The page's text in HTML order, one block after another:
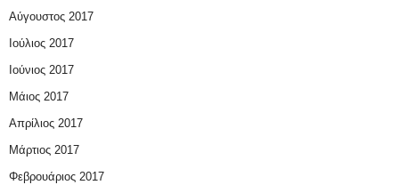
Αύγουστος 2017
Ιούλιος 2017
Ιούνιος 2017
Μάιος 2017
Απρίλιος 2017
Μάρτιος 2017
Φεβρουάριος 2017